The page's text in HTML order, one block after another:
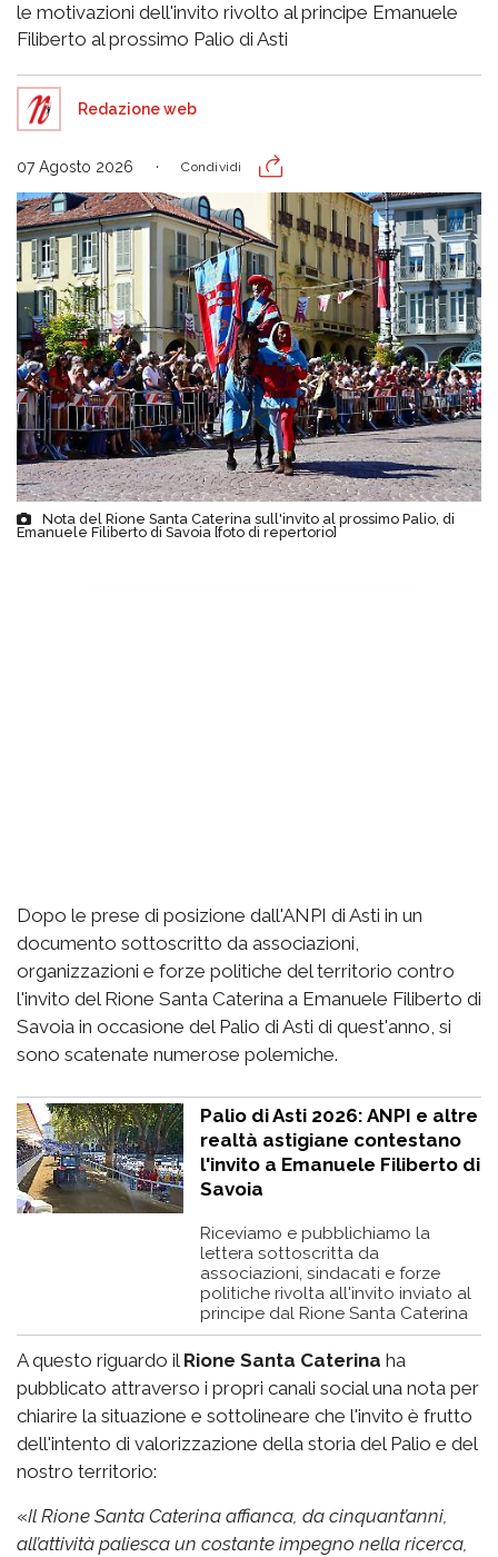
le motivazioni dell'invito rivolto al principe Emanuele
Filiberto al prossimo Palio di Asti
Redazione web
07 Agosto 2026 Condividi
Nota del Rione Santa Caterina sull'invito al prossimo Palio, di
Emanuele Filiberto di Savoia [foto di repertorio]
Dopo le prese di posizione dall'ANPI di Asti in un
documento sottoscritto da associazioni,
organizzazioni e forze politiche del territorio contro
l'invito del Rione Santa Caterina a Emanuele Filiberto di
Savoia in occasione del Palio di Asti di quest'anno, si
sono scatenate numerose polemiche.
Palio di Asti 2026: ANPI e altre
realtà astigiane contestano
l'invito a Emanuele Filiberto di
Savoia
Riceviamo e pubblichiamo la
lettera sottoscritta da
associazioni, sindacati e forze
politiche rivolta all'invito inviato al
principe dal Rione Santa Caterina
A questo riguardo il Rione Santa Caterina ha
pubblicato attraverso i propri canali social una nota per
chiarire la situazione e sottolineare che l'invito è frutto
dell'intento di valorizzazione della storia del Palio e del
nostro territorio:
«Il Rione Santa Caterina affianca, da cinquant’anni,
all’attività paliesca un costante impegno nella ricerca,